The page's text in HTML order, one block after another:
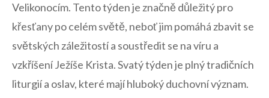
Velikonocím. ⁤Tento⁣ týden je‌ značně důležitý pro
křesťany po celém ⁤světě, neboť‌ jim pomáhá zbavit se
světských záležitostí ‍a‍ soustředit ‌se na ‌víru a⁢
vzkříšení Ježíše Krista. Svatý týden‍ je plný⁢ tradičních
liturgií a oslav, které ⁣mají​ hluboký duchovní význam.